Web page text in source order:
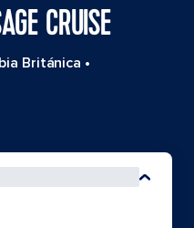
CRUISE
Británica •